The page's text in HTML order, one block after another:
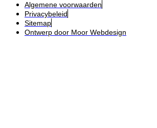
Algemene voorwaarden
Privacybeleid
Sitemap
Ontwerp door Moor Webdesign